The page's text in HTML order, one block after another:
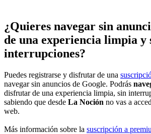
¿Quieres navegar sin
de una experiencia limpia y
interrupciones?
Puedes registrarse y disfrutar de una
navegar sin anuncios de Google. Podrás
disfrutar de una experiencia limpia, sin
sabiendo que desde La Noción no vas a
web.
Más información sobre la suscripción a